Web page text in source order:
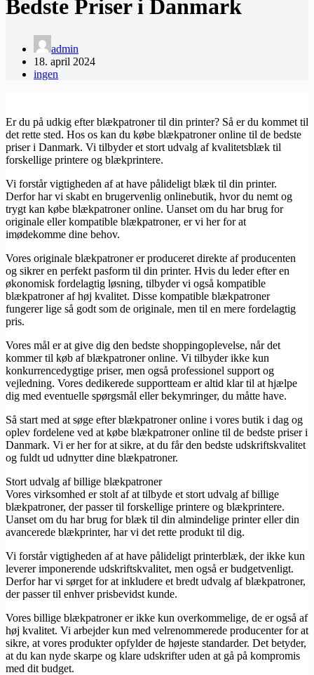
Bedste Priser i Danmark
admin
18. april 2024
ingen
Er du på udkig efter blækpatroner til din printer? Så er du kommet til
det rette sted. Hos os kan du købe blækpatroner online til de bedste
priser i Danmark. Vi tilbyder et stort udvalg af kvalitetsblæk til
forskellige printere og blækprintere.
Vi forstår vigtigheden af at have pålideligt blæk til din printer.
Derfor har vi skabt en brugervenlig onlinebutik, hvor du nemt og
trygt kan købe blækpatroner online. Uanset om du har brug for
originale eller kompatible blækpatroner, er vi her for at
imødekomme dine behov.
Vores originale blækpatroner er produceret direkte af producenten
og sikrer en perfekt pasform til din printer. Hvis du leder efter en
økonomisk fordelagtig løsning, tilbyder vi også kompatible
blækpatroner af høj kvalitet. Disse kompatible blækpatroner
fungerer lige så godt som de originale, men til en mere fordelagtig
pris.
Vores mål er at give dig den bedste shoppingoplevelse, når det
kommer til køb af blækpatroner online. Vi tilbyder ikke kun
konkurrencedygtige priser, men også professionel support og
vejledning. Vores dedikerede supportteam er altid klar til at hjælpe
dig med eventuelle spørgsmål eller bekymringer, du måtte have.
Så start med at søge efter blækpatroner online i vores butik i dag og
oplev fordelene ved at købe blækpatroner online til de bedste priser i
Danmark. Vi er her for at sikre, at du får den bedste udskriftskvalitet
og fuldt ud udnytter dine blækpatroner.
Stort udvalg af billige blækpatroner
Vores virksomhed er stolt af at tilbyde et stort udvalg af billige
blækpatroner, der passer til forskellige printere og blækprintere.
Uanset om du har brug for blæk til din almindelige printer eller din
avancerede blækprinter, har vi det rette produkt til dig.
Vi forstår vigtigheden af at have pålideligt printerblæk, der ikke kun
leverer imponerende udskriftskvalitet, men også er budgetvenligt.
Derfor har vi sørget for at inkludere et bredt udvalg af blækpatroner,
der passer til enhver prisbevidst kunde.
Vores billige blækpatroner er ikke kun overkommelige, de er også af
høj kvalitet. Vi arbejder kun med velrenommerede producenter for at
sikre, at vores produkter opfylder de højeste standarder. Det betyder,
at du kan nyde skarpe og klare udskrifter uden at gå på kompromis
med dit budget.